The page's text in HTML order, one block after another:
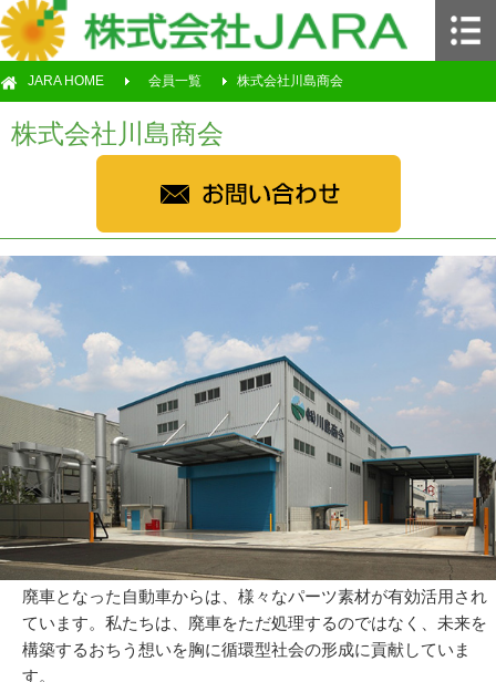
JARA HOME 会員一覧 株式会社川島商会
株式会社川島商会
廃車となった自動車からは、様々なパーツ素材が有効活用され
ています。私たちは、廃車をただ処理するのではなく、未来を
構築するおちう想いを胸に循環型社会の形成に貢献していま
す。